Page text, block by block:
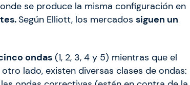
se produce la misma configuración en
Según Elliott, los mercados siguen un
ondas (1, 2, 3, 4 y 5) mientras que el
otro lado, existen diversas clases de ondas: